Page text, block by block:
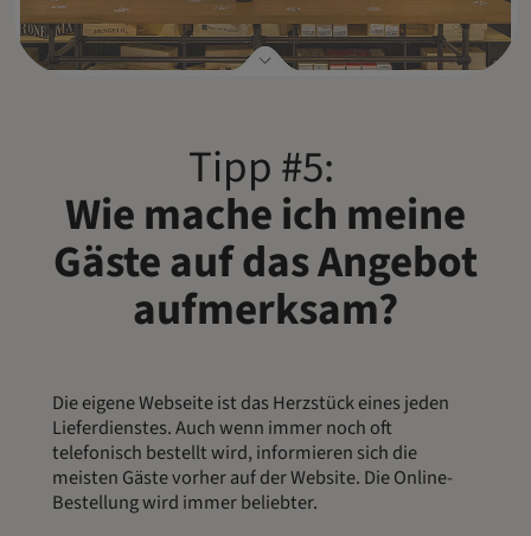
Tipp #5:
Wie mache ich meine
Gäste auf das Angebot
aufmerksam?
Die eigene Webseite ist das Herzstück eines jeden
Lieferdienstes. Auch wenn immer noch oft
telefonisch bestellt wird, informieren sich die
meisten Gäste vorher auf der Website. Die Online-
Bestellung wird immer beliebter.